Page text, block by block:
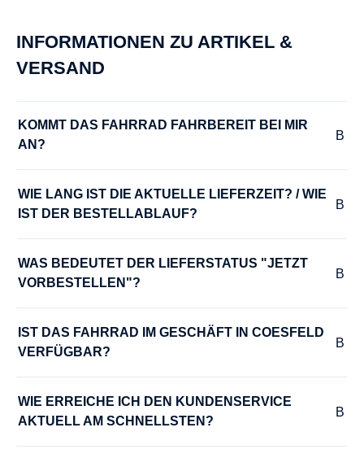
Samox EC-58
Bosch Ladegerät 4A
LAUFRADSATZ :
Pegasus DDM-22
LENKER :
Pegasus Trekking-SL
MODELLJAHR :
INFORMATIONEN ZU ARTIKEL &
VERSAND
KOMMT DAS FAHRRAD FAHRBEREIT BEI MIR
AN?
WIE LANG IST DIE AKTUELLE LIEFERZEIT? / WIE
IST DER BESTELLABLAUF?
WAS BEDEUTET DER LIEFERSTATUS "JETZT
VORBESTELLEN"?
IST DAS FAHRRAD IM GESCHÄFT IN COESFELD
VERFÜGBAR?
WIE ERREICHE ICH DEN KUNDENSERVICE
AKTUELL AM SCHNELLSTEN?